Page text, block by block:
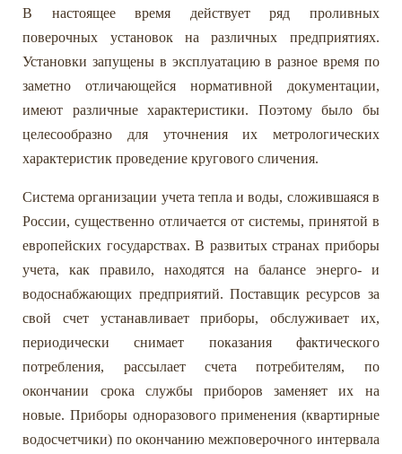
В настоящее время действует ряд проливных
поверочных установок на различных предприятиях.
Установки запущены в эксплуатацию в разное время по
заметно отличающейся нормативной документации,
имеют различные характеристики. Поэтому было бы
целесообразно для уточнения их метрологических
характеристик проведение кругового сличения.
Система организации учета тепла и воды, сложившаяся в
России, существенно отличается от системы, принятой в
европейских государствах. В развитых странах приборы
учета, как правило, находятся на балансе энерго- и
водоснабжающих предприятий. Поставщик ресурсов за
свой счет устанавливает приборы, обслуживает их,
периодически снимает показания фактического
потребления, рассылает счета потребителям, по
окончании срока службы приборов заменяет их на
новые. Приборы одноразового применения (квартирные
водосчетчики) по окончанию межповерочного интервала